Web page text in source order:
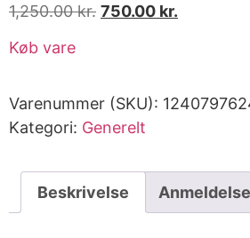
1,250.00kr. 750.00 kr.
Køb vare
Varenummer (SKU):
Kategori: Generelt
Beskrivelse